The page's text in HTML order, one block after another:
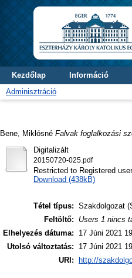
Kezdőlap Információ
Adminisztráció
Bene, Miklósné Falvak foglalkozási
Digitalizált
20150720-025.pdf
Restricted to Registered
Download (438kB)
Tétel típus: Szakdolgozat
Feltöltő:
Users 1 nincs
Elhelyezés dátuma:
17 Júni 2021
Utolsó változtatás:
17 Júni 2021
URI:
http://